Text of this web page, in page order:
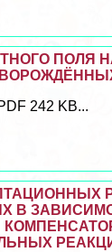
ПОЛЯ
242 KB...
В